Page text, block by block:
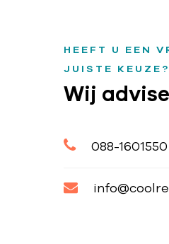
HEEFT U EEN
JUISTE KEUZE?
Wij
088-1601550